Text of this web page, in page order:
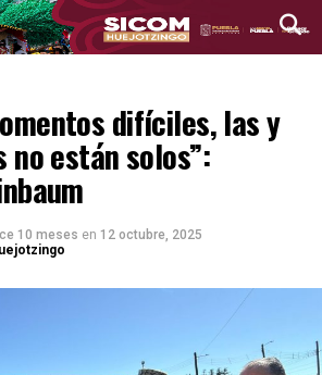
difíciles, las y
no están solos”:
10 meses en 12 octubre, 2025